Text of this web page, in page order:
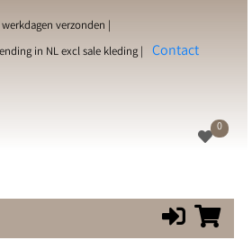
verzonden |
in NL excl sale kleding | Contact
0